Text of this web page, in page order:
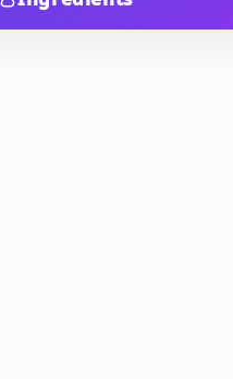
l'amour
capot jaune solaire et sa
Art Déco audacieuse qui
CITRAL,
5), CI 14700 (RED